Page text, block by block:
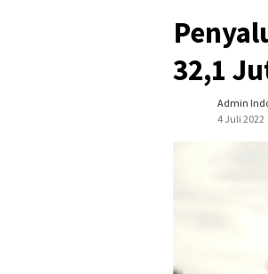
32,1
Admin
4 Juli 2022